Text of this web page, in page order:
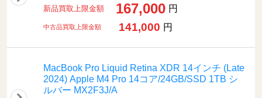
新品買取上限金額 167,000 円
中古品買取上限金額 141,000 円
MacBook Pro Liquid Retina XDR 14インチ (Late
2024) Apple M4 Pro 14コア/24GB/SSD 1TB シ
ルバー MX2F3J/A